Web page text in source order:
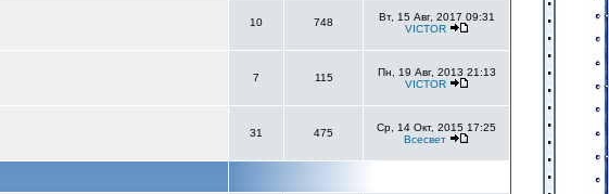
10 748
Вт, 15 Авг, 2017 09:31
VICTOR
7 115
Пн, 19 Авг, 2013 21:13
VICTOR
31 475
Ср, 14 Окт, 2015 17:25
Всесвет